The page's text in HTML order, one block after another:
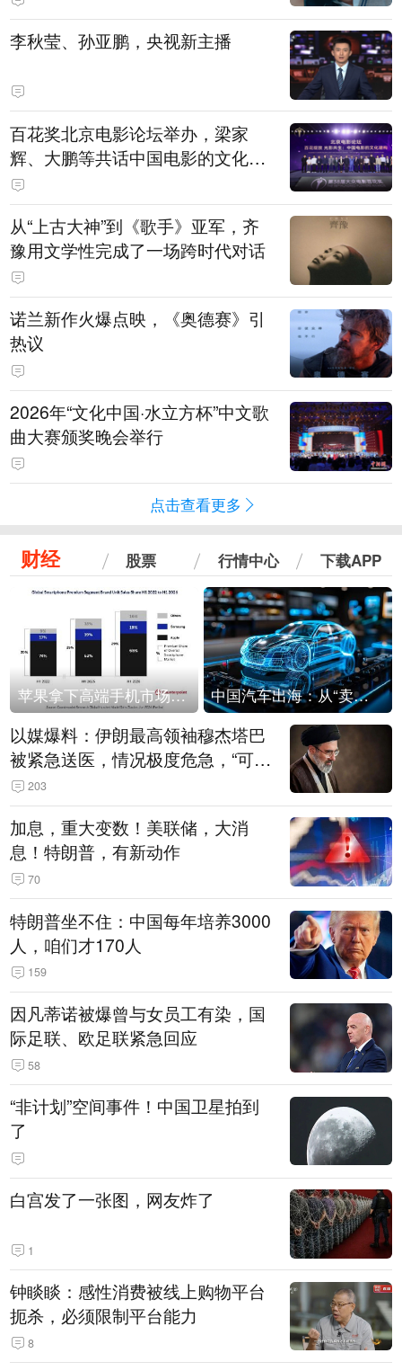
白，主演均为广州本土演员
李秋莹、孙亚鹏，央视新主播
百花奖北京电影论坛举办，梁家
辉、大鹏等共话中国电影的文化建
构
从“上古大神”到《歌手》亚军，齐
豫用文学性完成了一场跨时代对话
诺兰新作火爆点映，《奥德赛》引
热议
2026年“文化中国·水立方杯”中文歌
曲大赛颁奖晚会举行
点击查看更多
财经 股票 行情中心 下载APP
苹果拿下高端手机市场65%的份额：iPhone 17系列功不可没 中国汽车出海：从“卖出去”到“走进去”
以媒爆料：伊朗最高领袖穆杰塔巴
被紧急送医，情况极度危急，“可能
随时会死去”
203
加息，重大变数！美联储，大消
息！特朗普，有新动作
70
特朗普坐不住：中国每年培养3000
人，咱们才170人
159
因凡蒂诺被爆曾与女员工有染，国
际足联、欧足联紧急回应
58
“非计划”空间事件！中国卫星拍到
了
白宫发了一张图，网友炸了
1
钟睒睒：感性消费被线上购物平台
扼杀，必须限制平台能力
8